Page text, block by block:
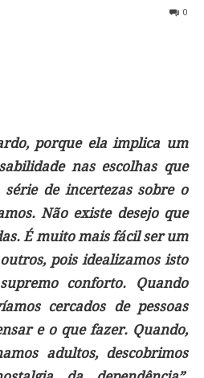
0
porque ela implica um
nas escolhas que
de incertezas sobre o
Não existe desejo que
É muito mais fácil ser um
pois idealizamos isto
conforto. Quando
cercados de pessoas
e o que fazer. Quando,
adultos, descobrimos